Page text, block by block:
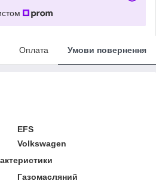
Оплата Умови повернення
EFS
Volkswagen
Газомасляний